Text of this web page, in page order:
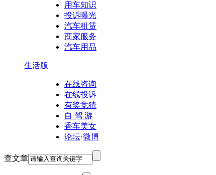
用车知识
投诉曝光
汽车租赁
商家服务
汽车用品
生活版
在线咨询
在线投诉
有奖竞猜
自 驾 游
香车美女
论坛·微博
查文章